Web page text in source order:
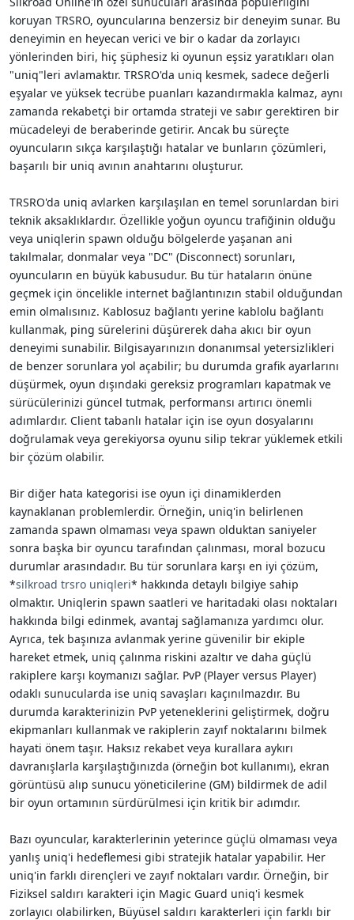
i
koruyan TRSRO, oyuncularına benzersiz bir deneyim sunar. Bu
deneyimin en heyecan verici ve bir o kadar da zorlayıcı
yönlerinden biri, hiç şüphesiz ki oyunun eşsiz yaratıkları olan
"uniq"leri avlamaktır. TRSRO'da uniq kesmek, sadece değerli
eşyalar ve yüksek tecrübe puanları kazandırmakla kalmaz, aynı
zamanda rekabetçi bir ortamda strateji ve sabır gerektiren bir
mücadeleyi de beraberinde getirir. Ancak bu süreçte
oyuncuların sıkça karşılaştığı hatalar ve bunların çözümleri,
başarılı bir uniq avının anahtarını oluşturur.
TRSRO'da uniq avlarken karşılaşılan en temel sorunlardan biri
teknik aksaklıklardır. Özellikle yoğun oyuncu trafiğinin olduğu
veya uniqlerin spawn olduğu bölgelerde yaşanan ani
takılmalar, donmalar veya "DC" (Disconnect) sorunları,
oyuncuların en büyük kabusudur. Bu tür hataların önüne
geçmek için öncelikle internet bağlantınızın stabil olduğundan
emin olmalısınız. Kablosuz bağlantı yerine kablolu bağlantı
kullanmak, ping sürelerini düşürerek daha akıcı bir oyun
deneyimi sunabilir. Bilgisayarınızın donanımsal yetersizlikleri
de benzer sorunlara yol açabilir; bu durumda grafik ayarlarını
düşürmek, oyun dışındaki gereksiz programları kapatmak ve
sürücülerinizi güncel tutmak, performansı artırıcı önemli
adımlardır. Client tabanlı hatalar için ise oyun dosyalarını
doğrulamak veya gerekiyorsa oyunu silip tekrar yüklemek etkili
bir çözüm olabilir.
Bir diğer hata kategorisi ise oyun içi dinamiklerden
kaynaklanan problemlerdir. Örneğin, uniq'in belirlenen
zamanda spawn olmaması veya spawn olduktan saniyeler
sonra başka bir oyuncu tarafından çalınması, moral bozucu
durumlar arasındadır. Bu tür sorunlara karşı en iyi çözüm,
*silkroad trsro uniqleri* hakkında detaylı bilgiye sahip
olmaktır. Uniqlerin spawn saatleri ve haritadaki olası noktaları
hakkında bilgi edinmek, avantaj sağlamanıza yardımcı olur.
Ayrıca, tek başınıza avlanmak yerine güvenilir bir ekiple
hareket etmek, uniq çalınma riskini azaltır ve daha güçlü
rakiplere karşı koymanızı sağlar. PvP (Player versus Player)
odaklı sunucularda ise uniq savaşları kaçınılmazdır. Bu
durumda karakterinizin PvP yeteneklerini geliştirmek, doğru
ekipmanları kullanmak ve rakiplerin zayıf noktalarını bilmek
hayati önem taşır. Haksız rekabet veya kurallara aykırı
davranışlarla karşılaştığınızda (örneğin bot kullanımı), ekran
görüntüsü alıp sunucu yöneticilerine (GM) bildirmek de adil
bir oyun ortamının sürdürülmesi için kritik bir adımdır.
Bazı oyuncular, karakterlerinin yeterince güçlü olmaması veya
yanlış uniq'i hedeflemesi gibi stratejik hatalar yapabilir. Her
uniq'in farklı dirençleri ve zayıf noktaları vardır. Örneğin, bir
Fiziksel saldırı karakteri için Magic Guard uniq'i kesmek
zorlayıcı olabilirken, Büyüsel saldırı karakterleri için farklı bir